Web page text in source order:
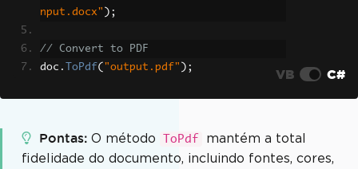
nput.docx" );
// Convert to PDF
doc . ToPdf( "output.pdf" ); VB C#
Pontas O método ToPdf
mantém a total
fidelidade do documento, incluindo fontes, cores,